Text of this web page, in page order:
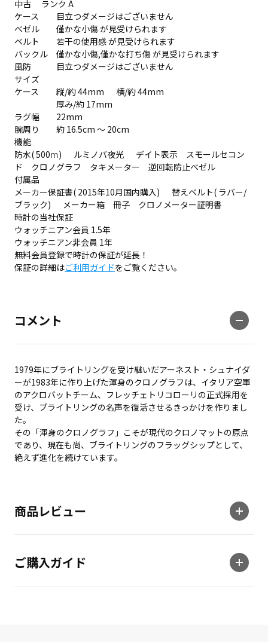
中古 ランク A
ケース
目立つダメージはございません
ベゼル
僅かな小傷 が見受けられます
ベルト
若干の使用感 が見受けられます
バックル
僅かな小傷,僅かな打ち傷 が見受けられます
風防
目立つダメージはございません
サイズ
ケース
縦/約 44mm 横/約 44mm
厚み/約 17mm
ラグ幅
22mm
腕周り
約 16.5cm ～ 20cm
機能
防水( 500ｍ) ルミノバ夜光 デイト表示 スモールセコン
ド クロノグラフ タキメーター 逆回転防止ベゼル
付属品
メーカー保証書( 2015年10月国内購入) 替えベルト( ラバー/
ブラック) メーカー箱 冊子 クロノメーター証明書
時計の当社保証
ウォッチニアン会員 1.5年
ウォッチニアン非会員 1年
無料会員登録で時計の保証が延長！
保証の詳細はご利用ガイドをご覧ください。
コメント
1979年にブライトリングを受け継いだアーネスト・シュナイダ
ーが1983年に作り上げた渾身のクロノグラフは、イタリア空軍
のアクロバットチーム、フレッチェトリコローリの正式採用を
受け、ブライトリングの名声を復活させるきっかけを作りまし
た。
その「渾身のクロノグラフ」こそが現代のクロノマットの原点
であり、現在も尚、ブライトリングのフラッグシップとして、
絶えず進化を続けています。
商品レビュー
ご購入ガイド